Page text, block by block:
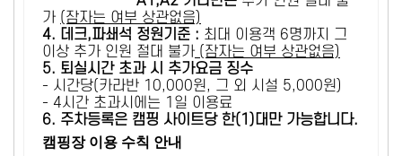
가 (잠자는 여부 상관없음)
4. 데크,파쇄석 정원기준 : ​최대 이용객 6명까지 그
이상 추가 인원 절대 불가 (잠자는 여부 상관없음)
5. 퇴실시간 초과 시 추가요금 징수
- 시간당(카라반 10,000원, 그 외 시설 5,000원)
- 4시간 초과시에는 1일 이용료
6. 주차등록은 캠핑 사이트당 한(1)대만 가능합니다.
캠핑장 이용 수칙 안내